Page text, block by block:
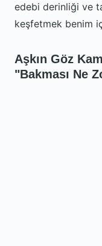
edebi derinliği ve
keşfetmek benim
Aşkın Göz
"Bakması Ne